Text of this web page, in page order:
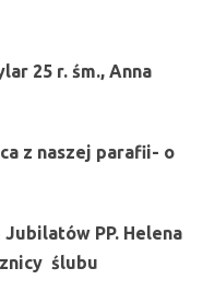
25 r. śm., Anna
z naszej parafii- o
PP. Helena
ślubu